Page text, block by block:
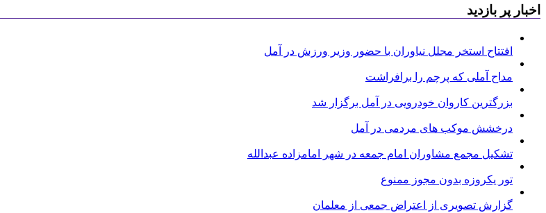
اخبار پر بازدید
افتتاح استخر مجلل نیاوران با حضور وزیر ورزش در آمل
مداح آملی که پرچم را برافراشت
بزرگترین کاروان خودرویی در آمل برگزار شد
درخشش موکب های مردمی در آمل
تشکیل مجمع مشاوران امام جمعه در شهر امامزاده عبدالله
تور یکروزه بدون مجوز ممنوع
گزارش تصویری از اعتراض جمعی از معلمان